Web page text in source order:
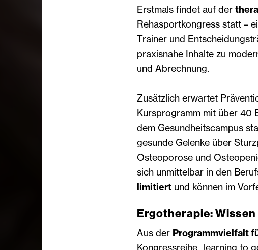
Erstmals findet auf der
Rehasportkongress statt –
Trainer und
praxisnahe Inhalte zu
und Abrechnung.
Zusätzlich erwartet
Kursprogramm mit über 40
dem Gesundheitscampus
gesunde Gelenke über
Osteoporose und
sich unmittelbar in den
limitiertund können im
Ergotherapie:
Aus der Programmvielfalt
Kongressreihe „learning to